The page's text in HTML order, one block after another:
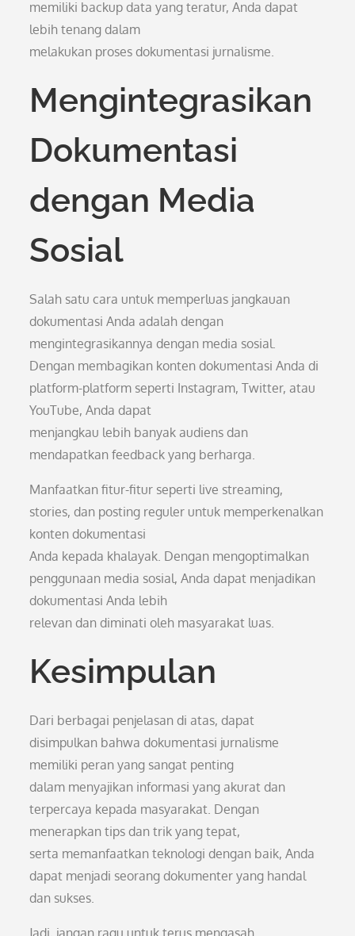
memiliki backup data yang teratur, Anda dapat
lebih tenang dalam
melakukan proses dokumentasi jurnalisme.
Mengintegrasikan
Dokumentasi
dengan Media
Sosial
Salah satu cara untuk memperluas jangkauan
dokumentasi Anda adalah dengan
mengintegrasikannya dengan media sosial.
Dengan membagikan konten dokumentasi Anda di
platform-platform seperti Instagram, Twitter, atau
YouTube, Anda dapat
menjangkau lebih banyak audiens dan
mendapatkan feedback yang berharga.
Manfaatkan fitur-fitur seperti live streaming,
stories, dan posting reguler untuk memperkenalkan
konten dokumentasi
Anda kepada khalayak. Dengan mengoptimalkan
penggunaan media sosial, Anda dapat menjadikan
dokumentasi Anda lebih
relevan dan diminati oleh masyarakat luas.
Kesimpulan
Dari berbagai penjelasan di atas, dapat
disimpulkan bahwa dokumentasi jurnalisme
memiliki peran yang sangat penting
dalam menyajikan informasi yang akurat dan
terpercaya kepada masyarakat. Dengan
menerapkan tips dan trik yang tepat,
serta memanfaatkan teknologi dengan baik, Anda
dapat menjadi seorang dokumenter yang handal
dan sukses.
Jadi, jangan ragu untuk terus mengasah